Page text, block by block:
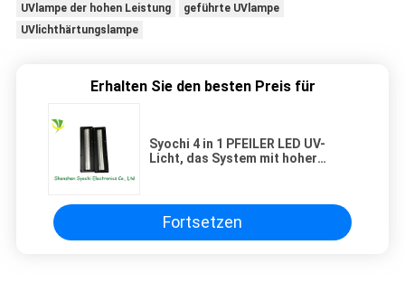
UVlampe der hohen Leistung
geführte UVlampe
UVlichthärtungslampe
Erhalten Sie den besten Preis für
Syochi 4 in 1 PFEILER LED UV-
Licht, das System mit hoher
Fortsetzen